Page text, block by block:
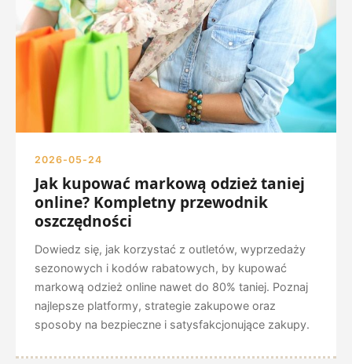
2026-05-24
Jak kupować markową odzież taniej
online? Kompletny przewodnik
oszczędności
Dowiedz się, jak korzystać z outletów, wyprzedaży
sezonowych i kodów rabatowych, by kupować
markową odzież online nawet do 80% taniej. Poznaj
najlepsze platformy, strategie zakupowe oraz
sposoby na bezpieczne i satysfakcjonujące zakupy.